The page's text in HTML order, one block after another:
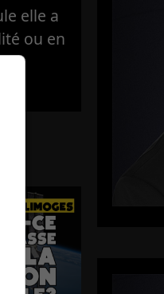
elle a
ou en